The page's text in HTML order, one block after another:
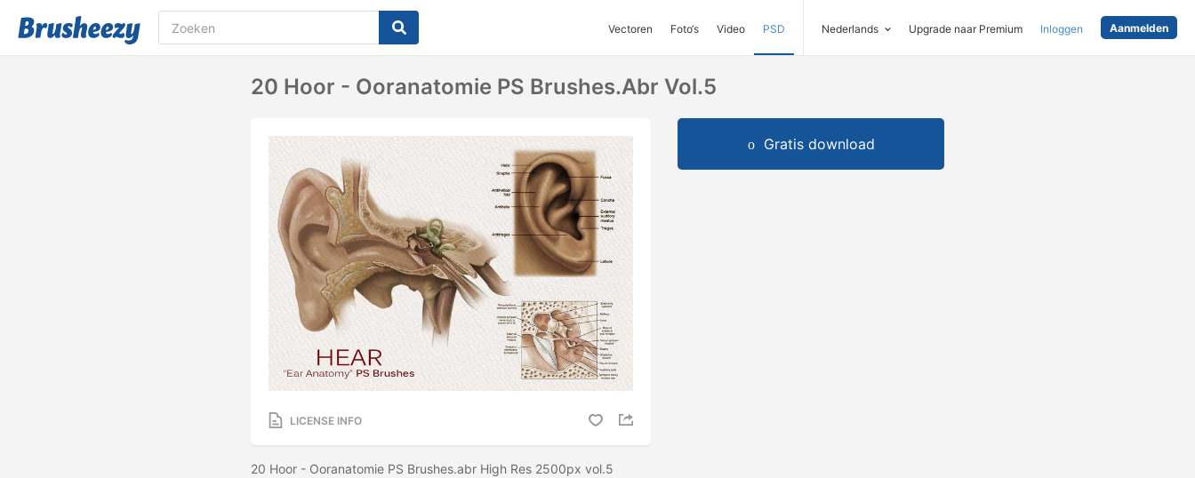
Vectoren Foto‘s Video PSD Nederlands Upgrade naar Premium Inloggen Aanmelden
20 Hoor - Ooranatomie PS Brushes.abr Vol.5
LICENSE INFO
20 Hoor - Ooranatomie PS Brushes.abr High Res 2500px vol.5
Gratis download